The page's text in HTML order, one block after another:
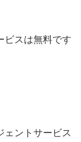
ビスは無料です
ェントサービス